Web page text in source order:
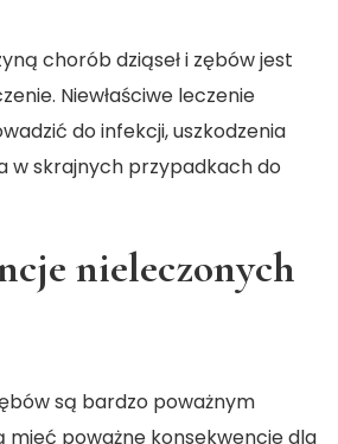
chorób dziąseł i zębów jest
Niewłaściwe leczenie
do infekcji, uszkodzenia
w skrajnych przypadkach do
nieleczonych
są bardzo poważnym
poważne konsekwencje dla